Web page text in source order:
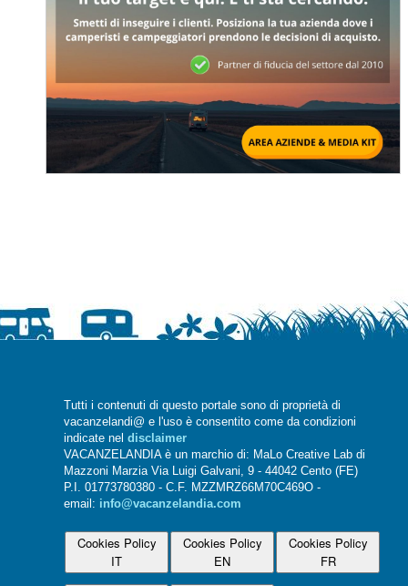
Tutti i contenuti di questo portale sono di proprietà di
vacanzelandi@ e l'uso è consentito come da condizioni
indicate nel disclaimer
VACANZELANDIA è un marchio di: MaLo Creative Lab di
Mazzoni Marzia Via Luigi Galvani, 9 - 44042 Cento (FE)
P.I. 01773780380 - C.F. MZZMRZ66M70C469O -
email: info@vacanzelandia.com
Cookies Policy
IT
Cookies Policy
EN
Cookies Policy
FR